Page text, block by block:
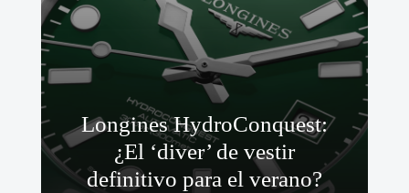
Longines HydroConquest:
¿El ‘diver’ de vestir
definitivo para el verano?